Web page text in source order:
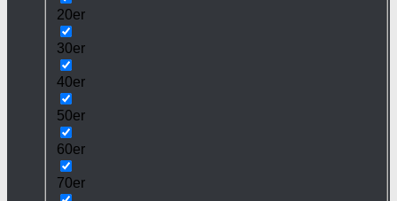
20er
30er
40er
50er
60er
70er